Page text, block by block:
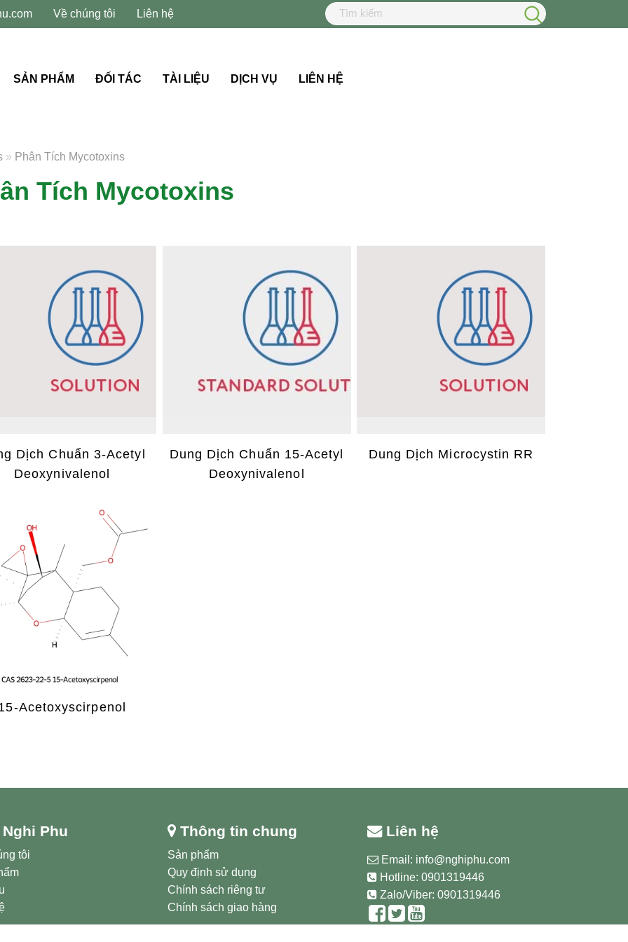
Về chúng tôi Liên hệ
SẢN PHẨM ĐỐI TÁC TÀI LIỆU DỊCH VỤ LIÊN HỆ
» Phân Tích Mycotoxins
Tích Mycotoxins
Dịch Chuẩn 3-Acetyl
Deoxynivalenol
Dung Dịch Chuẩn 15-Acetyl
Deoxynivalenol
Dung Dịch Microcystin RR
Acetoxyscirpenol
Phu
tôi
Thông tin chung
Sản phẩm
Quy định sử dụng
Chính sách riêng tư
Chính sách giao hàng
Liên hệ
Email: info@nghiphu.com
Hotline: 0901319446
Zalo/Viber: 0901319446